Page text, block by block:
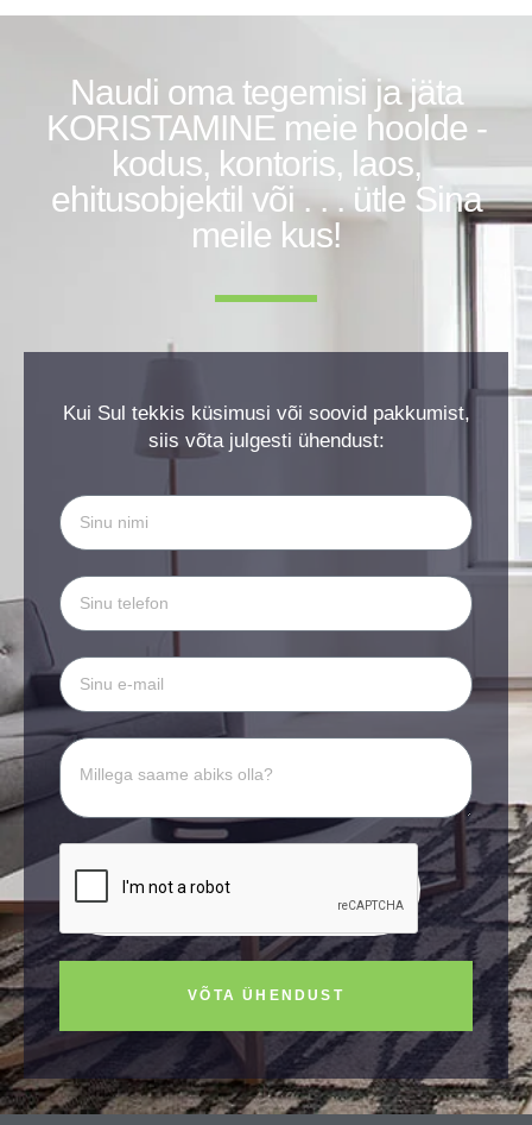
Naudi oma tegemisi ja jäta
KORISTAMINE meie hoolde -
kodus, kontoris, laos,
ehitusobjektil või . . . ütle Sina
meile kus!
Kui Sul tekkis küsimusi või soovid pakkumist,
siis võta julgesti ühendust:
VÕTA ÜHENDUST